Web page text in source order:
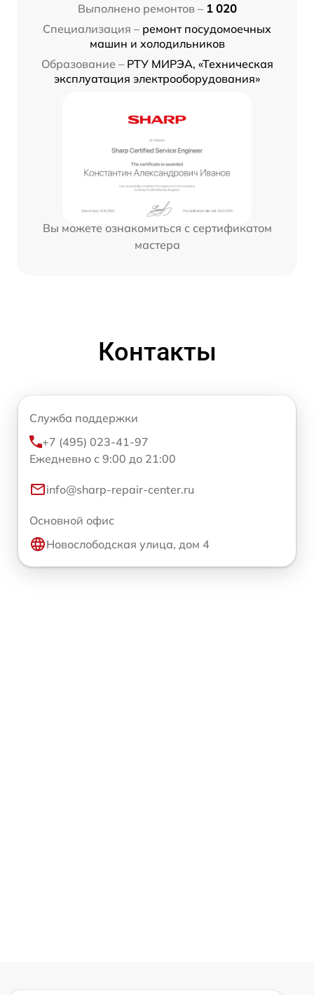
Выполнено ремонтов – 1 020
Специализация – ремонт посудомоечных
машин и холодильников
Образование – РТУ МИРЭА, «Техническая
эксплуатация электрооборудования»
Вы можете ознакомиться с сертификатом
мастера
Контакты
Служба поддержки
+7 (495) 023-41-97
Ежедневно с 9:00 до 21:00
info@sharp-repair-center.ru
Основной офис
Новослободская улица, дом 4